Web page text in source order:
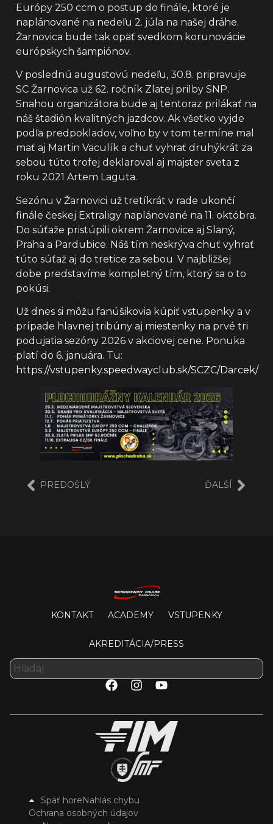
Európy 250 ccm o postup do finále, ktoré je
naplánované na nedeľu 2. júla na našej dráhe.
Žarnovica bude tak opäť svedkom korunovácie
európskych šampiónov.
V poslednú augustovú nedeľu, 30.8. pripravuje
SC Žarnovica už 62. ročník Zlatej prilby SNP.
Snahou organizátora bude aj tentoraz prilákať na
náš štadión kvalitných jazdcov. Ak všetko vyjde
podľa predpokladov, voľno by v tom termíne mal
mať aj Martin Vaculík a chuť vyhrať druhýkrát za
sebou túto trofej deklaroval aj majster sveta z
roku 2021 Artem Laguta.
Sezónu v Žarnovici už tretíkrát v rade ukončí
finále českej Extraligy naplánované na 11. októbra.
Do súťaže pristúpili okrem Žarnovice aj Slaný,
Praha a Pardubice. Náš tím neskrýva chuť vyhrať
túto súťaž aj do tretice za sebou. V najbližšej
dobe predstavíme kompletný tím, ktorý sa o to
pokúsi.
Už dnes si môžu fanúšikovia kúpiť vstupenky a v
prípade hlavnej tribúny aj miestenky na prvé tri
podujatia sezóny 2026 v akciovej cene. Ponuka
platí do 6. januára. Tu:
https://vstupenky.speedwayclub.sk/SCZC/Darcek/
PREDOŠLÝ ĎALŠÍ
KONTAKT ACADEMY VSTUPENKY
AKREDITÁCIA/PRESS
Späť horeNahlás chybu
Ochrana osobných údajov